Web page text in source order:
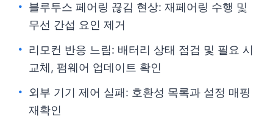
블루투스 페어링 끊김 현상: 재페어링 수행 및
무선 간섭 요인 제거
리모컨 반응 느림: 배터리 상태 점검 및 필요 시
교체, 펌웨어 업데이트 확인
외부 기기 제어 실패: 호환성 목록과 설정 매핑
재확인